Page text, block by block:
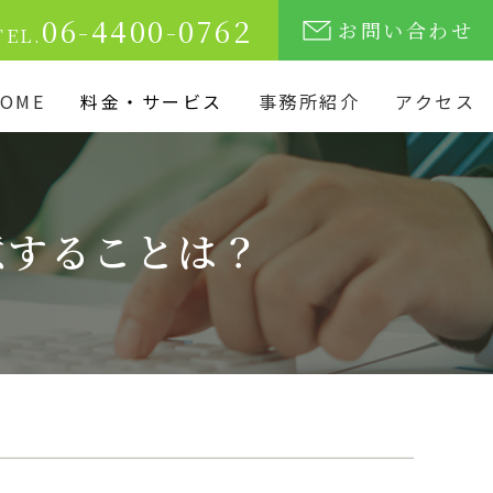
06-4400-0762 お問い合わせ
料金・サービス 事務所紹介 アクセス
ることは？